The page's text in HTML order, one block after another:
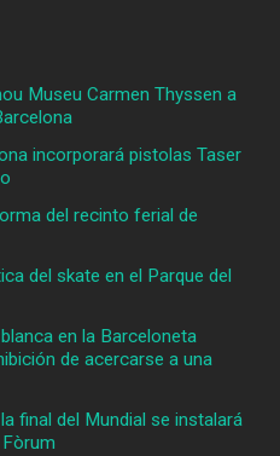
Museu Carmen Thyssen a
incorporará pistolas Taser
del recinto ferial de
del skate en el Parque del
en la Barceloneta
de acercarse a una
final del Mundial se instalará